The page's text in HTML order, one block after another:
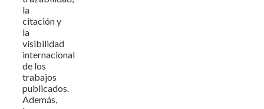
la
citación y
la
visibilidad
internacional
de los
trabajos
publicados.
Además,